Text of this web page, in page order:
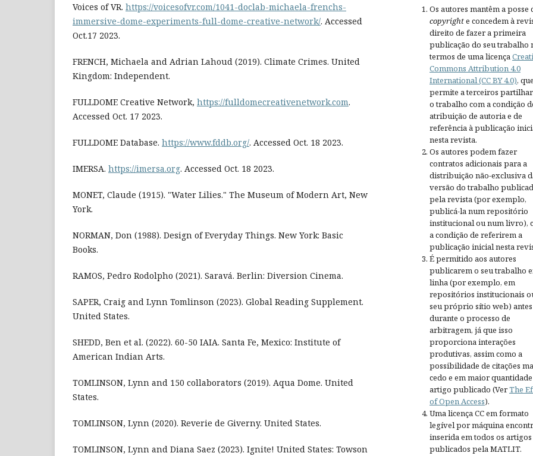
Voices of VR. https://voicesofvr.com/1041-doclab-michaela-frenchs-
immersive-dome-experiments-full-dome-creative-network/. Accessed
Oct.17 2023.
FRENCH, Michaela and Adrian Lahoud (2019). Climate Crimes. United
Kingdom: Independent.
FULLDOME Creative Network, https://fulldomecreativenetwork.com.
Accessed Oct. 17 2023.
FULLDOME Database. https://www.fddb.org/. Accessed Oct. 18 2023.
IMERSA. https://imersa.org. Accessed Oct. 18 2023.
MONET, Claude (1915). "Water Lilies." The Museum of Modern Art, New
York.
NORMAN, Don (1988). Design of Everyday Things. New York: Basic
Books.
RAMOS, Pedro Rodolpho (2021). Saravá. Berlin: Diversion Cinema.
SAPER, Craig and Lynn Tomlinson (2023). Global Reading Supplement.
United States.
SHEDD, Ben et al. (2022). 60-50 IAIA. Santa Fe, Mexico: Institute of
American Indian Arts.
TOMLINSON, Lynn and 150 collaborators (2019). Aqua Dome. United
States.
TOMLINSON, Lynn (2020). Reverie de Giverny. United States.
TOMLINSON, Lynn and Diana Saez (2023). Ignite! United States: Towson
Os autores mantêm a posse
copyrighte concedem à
direito de fazer a primeira
publicação do seu trabalho
termos de uma licença
Commons Attribution 4.0
International (CC BY 4.0), que
permite a terceiros
o trabalho com a condição
atribuição de autoria e de
referência à publicação
nesta revista.
Os autores podem fazer
contratos adicionais para a
distribuição não-exclusiva
versão do trabalho
pela revista (por exemplo,
publicá-la num repositório
institucional ou num livro),
a condição de referirem a
publicação inicial nesta
É permitido aos autores
publicarem o seu trabalho
linha (por exemplo, em
repositórios institucionais
seu próprio sítio web) antes
durante o processo de
arbitragem, já que isso
proporciona interações
produtivas, assim como a
possibilidade de citações
cedo e em maior
artigo publicado (VerThe
of Open Access).
Uma licença CC em formato
legível por máquina
inserida em todos os artigos
publicados pela MATLIT.